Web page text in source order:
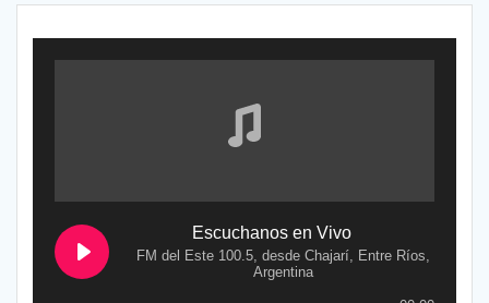
Escuchanos en Vivo
FM del Este 100.5, desde Chajarí, Entre Ríos,
Argentina